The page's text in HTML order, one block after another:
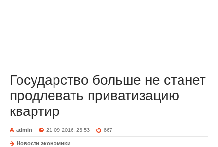
Государство больше не станет
продлевать приватизацию
квартир
admin 21-09-2016, 23:53 867
Новости экономики